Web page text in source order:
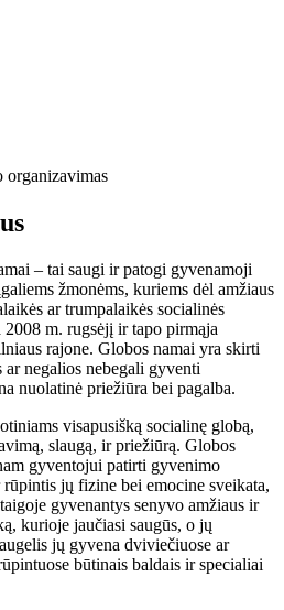
organizavimas
– tai saugi ir patogi gyvenamoji
žmonėms, kuriems dėl amžiaus
ar trumpalaikės socialinės
m. rugsėjį ir tapo pirmąja
rajone. Globos namai yra skirti
negalios nebegali gyventi
nuolatinė priežiūra bei pagalba.
visapusišką socialinę globą,
slaugą, ir priežiūrą. Globos
gyventojui patirti gyvenimo
jų fizine bei emocine sveikata,
gyvenantys senyvo amžiaus ir
kurioje jaučiasi saugūs, o jų
jų gyvena dviviečiuose ar
būtinais baldais ir specialiai